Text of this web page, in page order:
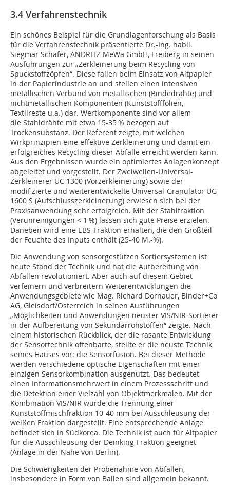
3.4 Verfahrenstechnik
Ein schönes Beispiel für die Grundlagenforschung als Basis
für die Verfahrenstechnik präsentierte Dr.-Ing. habil.
Siegmar Schäfer, ANDRITZ MeWa GmbH, Freiberg in seinen
Ausführungen zur „Zerkleinerung beim Recycling von
Spuckstoffzöpfen“. Diese fallen beim Einsatz von Altpapier
in der Papierindustrie an und stellen einen intensiven
metallischen Verbund von metallischen (Bindedrähte) und
nichtmetallischen Komponenten (Kunststofffolien,
Textilreste u.a.) dar. Wertkomponente sind vor allem
die Stahldrähte mit etwa 15-35 % bezogen auf
Trockensubstanz. Der Referent zeigte, mit welchen
Wirkprinzipien eine effektive Zerkleinerung und damit ein
erfolgreiches Recycling dieser Abfälle erreicht werden kann.
Aus den Ergebnissen wurde ein optimiertes Anlagenkonzept
abgeleitet und vorgestellt. Der Zweiwellen-Universal-
Zerkleinerer UC 1300 (Vorzerkleinerung) sowie der
modifizierte und weiterentwickelte Universal-Granulator UG
1600 S (Aufschlusszerkleinerung) erwiesen sich bei der
Praxisanwendung sehr erfolgreich. Mit der Stahlfraktion
(Verunreinigungen < 1 %) lassen sich gute Preise erzielen.
Daneben wird eine EBS-Fraktion erhalten, die den Großteil
der Feuchte des Inputs enthält (25-40 M.-%).
Die Anwendung von sensorgestützen Sortiersystemen ist
heute Stand der Technik und hat die Aufbereitung von
Abfällen revolutioniert. Aber auch auf diesem Gebiet
verfeinern und verbreitern Weiterentwicklungen die
Anwendungsgebiete wie Mag. Richard Dornauer, Binder+Co
AG, Gleisdorf/Österreich in seinen Ausführungen
„Möglichkeiten und Anwendungen neuster VIS/NIR-Sortierer
in der Aufbereitung von Sekundärrohstoffen“ zeigte. Nach
einem historischen Rückblick, der die rasante Entwicklung
der Sensortechnik offenbarte, stellte er die neuste Technik
seines Hauses vor: die Sensorfusion. Bei dieser Methode
werden verschiedene optische Eigenschaften mit einer
einzigen Sensorkombination ausgenutzt. Das bedeutet
einen Informationsmehrwert in einem Prozessschritt und
die Detektion einer Vielzahl von Objektmerkmalen. Mit der
Kombination VIS/NIR wurde die Trennung einer
Kunststoffmischfraktion 10-40 mm bei Ausschleusung der
weißen Fraktion dargestellt. Eine entsprechende Anlage
befindet sich in Südkorea. Die Technik ist auch für Altpapier
für die Ausschleusung der Deinking-Fraktion geeignet
(Anlage in der Nähe von Berlin).
Die Schwierigkeiten der Probenahme von Abfällen,
insbesondere in Form von Ballen sind allgemein bekannt.